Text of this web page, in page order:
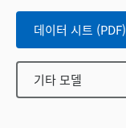
데이터 시트 (PDF)
기타 모델